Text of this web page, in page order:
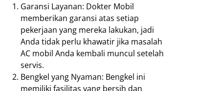
Garansi Layanan: Dokter Mobil
memberikan garansi atas setiap
pekerjaan yang mereka lakukan, jadi
Anda tidak perlu khawatir jika masalah
AC mobil Anda kembali muncul setelah
servis.
Bengkel yang Nyaman: Bengkel ini
memiliki fasilitas yang bersih dan